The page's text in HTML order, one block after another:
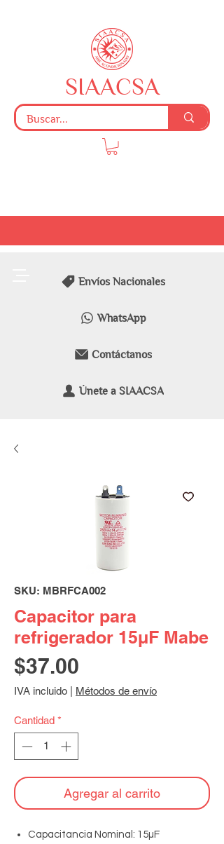
Envíos Nacionales
WhatsApp
Contáctanos
Únete a SIAACSA
SIAACSA
SKU: MBRFCA002
Capacitor para
refrigerador 15µF Mabe
$37.00
IVA incluido Métodos de envío
Cantidad *
Agregar al carrito
Capacitancia Nominal: 15µF